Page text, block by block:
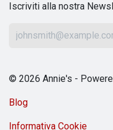
Iscriviti alla nostra
© 2026 Annie's -
Blog
Informativa Cookie